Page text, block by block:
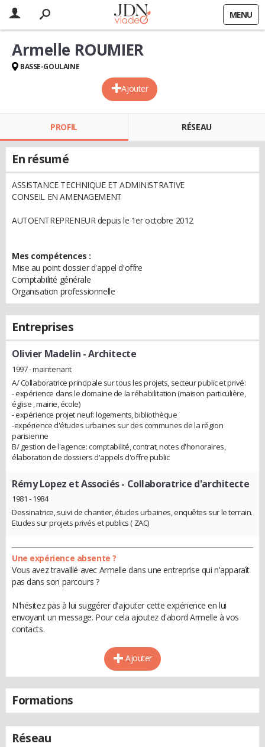
MENU
Ajouter
Armelle ROUMIER
BASSE-GOULAINE
PROFIL RÉSEAU
En résumé
ASSISTANCE TECHNIQUE ET ADMINISTRATIVE
CONSEIL EN AMENAGEMENT
AUTOENTREPRENEUR depuis le 1er octobre 2012
Mes compétences :
Mise au point dossier d'appel d'offre
Comptabilité générale
Organisation professionnelle
Entreprises
Olivier Madelin - Architecte
1997 - maintenant
A/ Collaboratrice principale sur tous les projets, secteur public et privé:
- expérience dans le domaine de la réhabilitation (maison particulière,
église , mairie, école)
- expérience projet neuf: logements, bibliothèque
-expérience d'études urbaines sur des communes de la région
parisienne
B/ gestion de l'agence: comptabilité, contrat, notes d'honoraires,
élaboration de dossiers d'appels d'offre public
Rémy Lopez et Associés- Collaboratrice d'architecte
1981 - 1984
Dessinatrice, suivi de chantier, études urbaines, enquêtes sur le terrain.
Etudes sur projets privés et publics ( ZAC)
Une expérience absente ?
Vous avez travaillé avec Armelle dans une entreprise qui n'apparaît
pas dans son parcours ?
N'hésitez pas à lui suggérer d'ajouter cette expérience en lui
envoyant un message. Pour cela ajoutez d'abord Armelle à vos
contacts.
Ajouter
Formations
Réseau